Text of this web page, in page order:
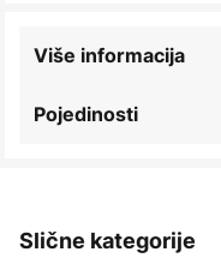
Pojedinosti
Više informacija
Slične kategorije